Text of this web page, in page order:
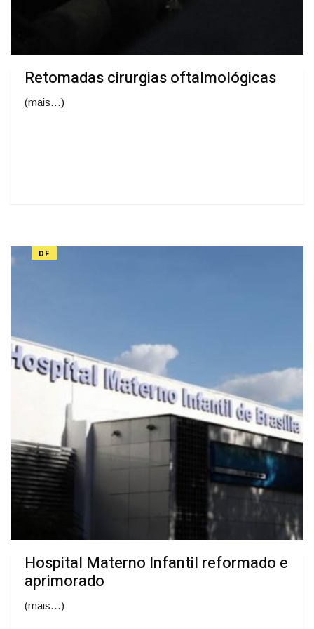
Retomadas cirurgias oftalmológicas
(mais…)
DF
Hospital Materno Infantil reformado e
aprimorado
(mais…)